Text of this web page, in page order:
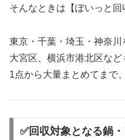
そんなときは【ぽいっと回
東京・千葉・埼玉・神奈川
大宮区、横浜市港北区など
1点から大量まとめてまで
✅回収対象となる鍋